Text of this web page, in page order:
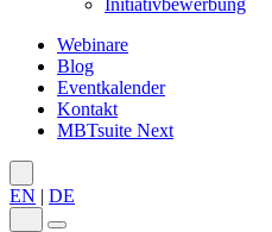
Initiativbewerbung
Webinare
Blog
Eventkalender
Kontakt
MBTsuite Next
EN | DE